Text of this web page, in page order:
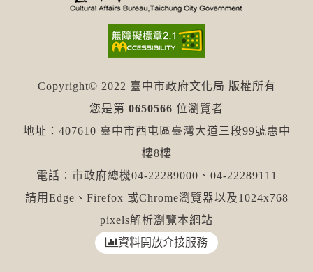
Copyright© 2022 臺中市政府文化局 版權所有
您是第 0650566 位瀏覽者
地址：407610 臺中市西屯區臺灣大道三段99號惠中
樓8樓
電話︰市政府總機04-22289000、04-22289111
請用Edge、Firefox 或Chrome瀏覽器以及1024x768
pixels解析瀏覽本網站
資料開放介接服務